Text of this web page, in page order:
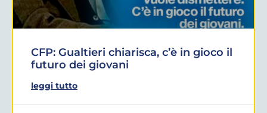
CFP: Gualtieri chiarisca, c’è in gioco il
futuro dei giovani
leggi tutto